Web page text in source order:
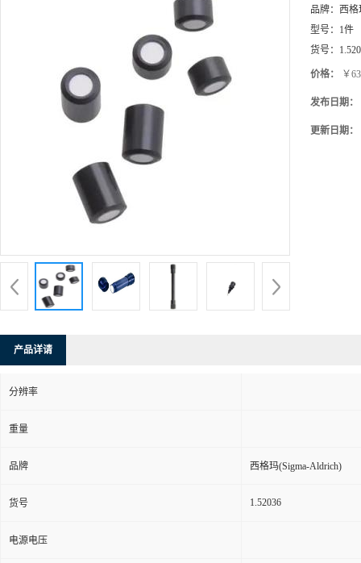
品牌： 西格
型号： 1件
货号：
价格： ￥
发布日期：
更新日期：
产品详请
分辨率
重量
品牌 西格玛(Sigma-Aldrich)
货号 1.52036
电源电压